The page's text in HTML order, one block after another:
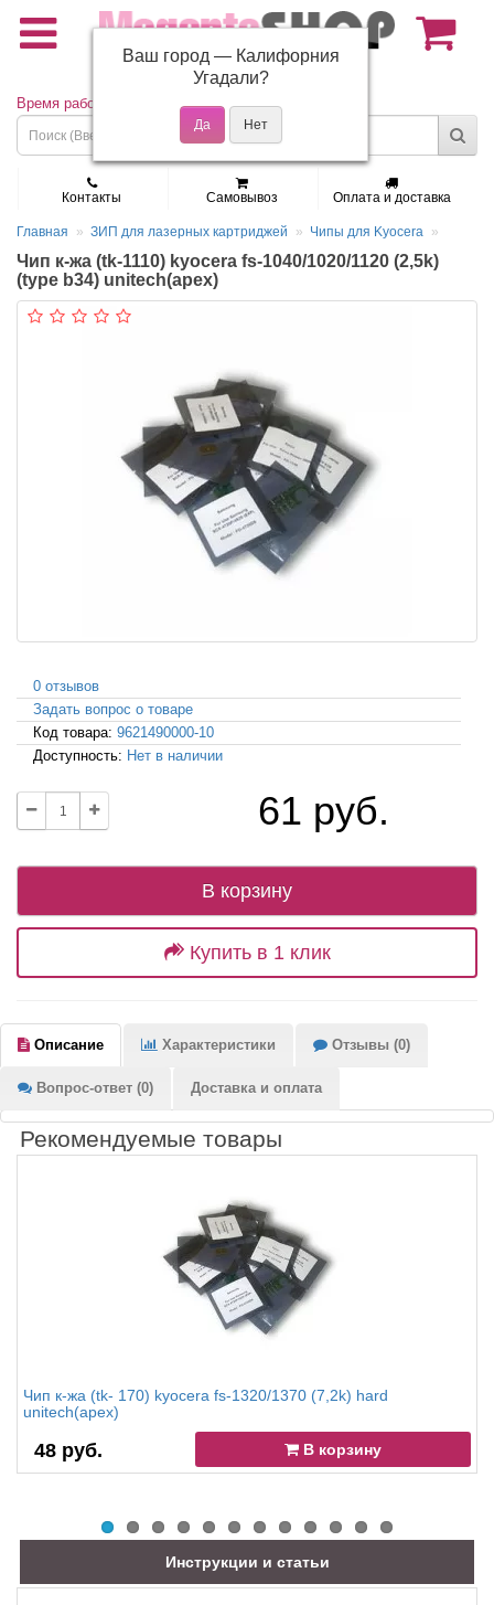
(495) 150-01-37
Время работы: Пн - Пт 9:30 - 19:00
Контакты Самовывоз Оплата и доставка
Главная ЗИП для лазерных картриджей Чипы для Kyocera
Чип к-жа (tk-1110) kyocera fs-1040/1020/1120 (2,5k)
(type b34) unitech(apex)
0 отзывов
Задать вопрос о товаре
Код товара: 9621490000-10
Доступность: Нет в наличии
61 руб.
В корзину
Купить в 1 клик
Описание Характеристики Отзывы (0)
Вопрос-ответ (0) Доставка и оплата
Рекомендуемые товары
Чип к-жа (tk- 170) kyocera fs-1320/1370 (7,2k) hard
unitech(apex)
48 руб. В корзину
Инструкции и статьи
Ваш город — Калифорния
Угадали?